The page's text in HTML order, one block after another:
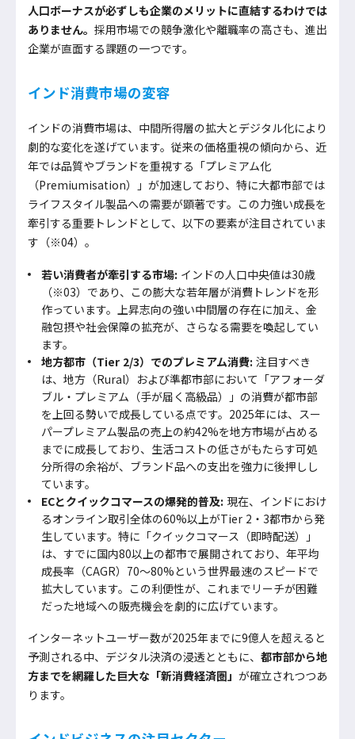
人口ボーナスが必ずしも企業のメリットに直結するわけでは
ありません。 採用市場での競争激化や離職率の高さも、進出
企業が直面する課題の一つです。
インド消費市場の変容
インドの消費市場は、中間所得層の拡大とデジタル化により
劇的な変化を遂げています。従来の価格重視の傾向から、近
年では品質やブランドを重視する「プレミアム化
（Premiumisation）」が加速しており、特に大都市部では
ライフスタイル製品への需要が顕著です。この力強い成長を
牽引する重要トレンドとして、以下の要素が注目されていま
す（※04）。
若い消費者が牽引する市場: インドの人口中央値は30歳
（※03）であり、この膨大な若年層が消費トレンドを形
作っています。上昇志向の強い中間層の存在に加え、金
融包摂や社会保障の拡充が、さらなる需要を喚起してい
ます。
地方都市（Tier 2/3）でのプレミアム消費: 注目すべき
は、地方（Rural）および準都市部において「アフォーダ
ブル・プレミアム（手が届く高級品）」の消費が都市部
を上回る勢いで成長している点です。2025年には、スー
パープレミアム製品の売上の約42%を地方市場が占める
までに成長しており、生活コストの低さがもたらす可処
分所得の余裕が、ブランド品への支出を強力に後押しし
ています。
ECとクイックコマースの爆発的普及: 現在、インドにおけ
るオンライン取引全体の60%以上がTier 2・3都市から発
生しています。特に「クイックコマース（即時配送）」
は、すでに国内80以上の都市で展開されており、年平均
成長率（CAGR）70〜80%という世界最速のスピードで
拡大しています。この利便性が、これまでリーチが困難
だった地域への販売機会を劇的に広げています。
インターネットユーザー数が2025年までに9億人を超えると
予測される中、デジタル決済の浸透とともに、 都市部から地
方までを網羅した巨大な「新消費経済圏」 が確立されつつあ
ります。